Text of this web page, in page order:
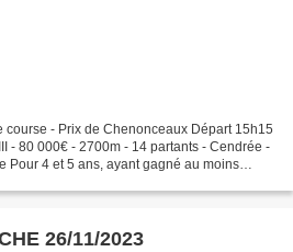
course - Prix de Chenonceaux Départ 15h15
- 80 000€ - 2700m - 14 partants - Cendrée -
Pour 4 et 5 ans, ayant gagné au moins
26/11/2023